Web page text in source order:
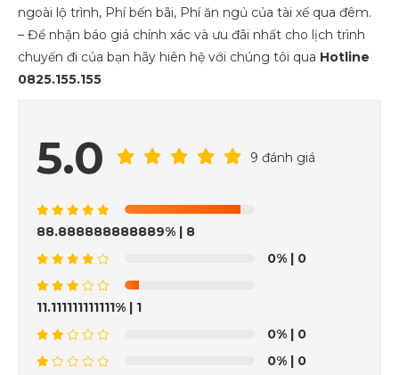
ngoài lộ trình, Phí bến bãi, Phí ăn ngủ của tài xế qua đêm.
– Để nhận báo giá chính xác và ưu đãi nhất cho lịch trình
chuyến đi của bạn hãy hiên hệ với chúng tôi qua Hotline
0825.155.155
5.0 9 đánh giá
88.888888888889% | 8
0% | 0
11.111111111111% | 1
0% | 0
0% | 0